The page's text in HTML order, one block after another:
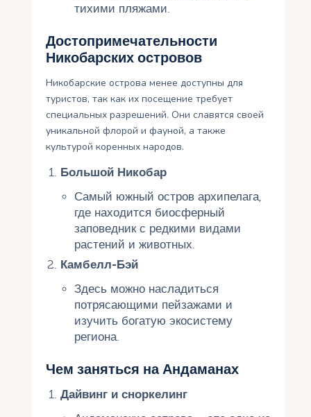
тихими пляжами.
Достопримечательности
Никобарских островов
Никобарские острова менее доступны для
туристов, так как их посещение требует
специальных разрешений. Они славятся своей
уникальной флорой и фауной, а также
культурой коренных народов.
Большой Никобар
Самый южный остров архипелага,
где находится биосферный
заповедник с редкими видами
растений и животных.
Камбелл-Бэй
Здесь можно насладиться
потрясающими пейзажами и
изучить богатую экосистему
региона.
Чем заняться на Андаманах
Дайвинг и сноркелинг